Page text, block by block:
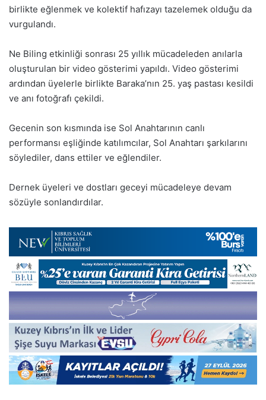
birlikte eğlenmek ve kolektif hafızayı tazelemek olduğu da
vurgulandı.
Ne Biling etkinliği sonrası 25 yıllık mücadeleden anılarla
oluşturulan bir video gösterimi yapıldı. Video gösterimi
ardından üyelerle birlikte Baraka’nın 25. yaş pastası kesildi
ve anı fotoğrafı çekildi.
Gecenin son kısmında ise Sol Anahtarının canlı
performansı eşliğinde katılımcılar, Sol Anahtarı şarkılarını
söylediler, dans ettiler ve eğlendiler.
Dernek üyeleri ve dostları geceyi mücadeleye devam
sözüyle sonlandırdılar.